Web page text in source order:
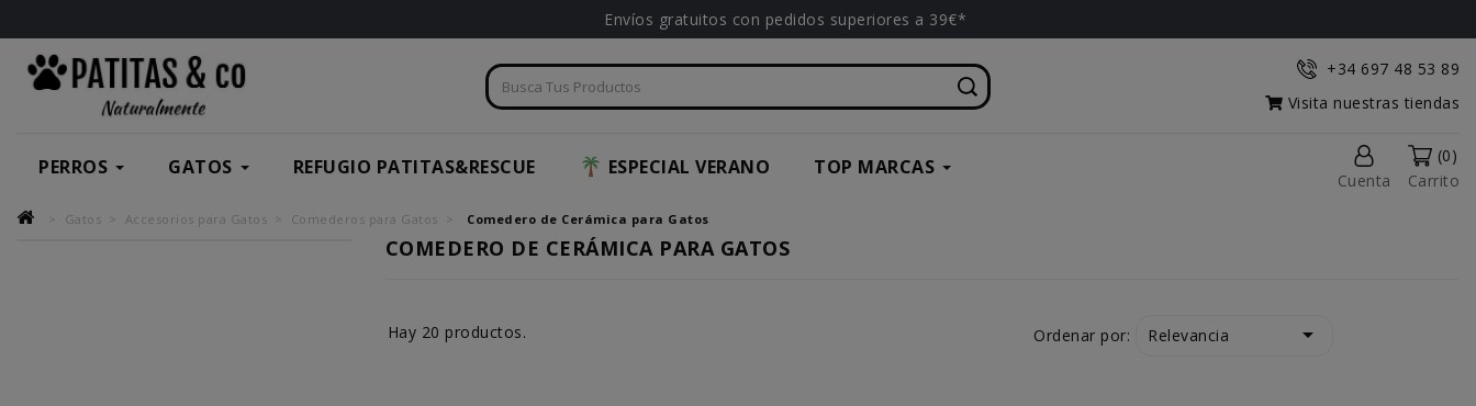
Envíos gratuitos con pedidos superiores a 39€*
+34 697 48 53 89
Visita nuestras tiendas
PERROS GATOS REFUGIO PATITAS&RESCUE ESPECIAL VERANO TOP MARCAS
Cuenta
(0)
Carrito
Gatos Accesorios para Gatos Comederos para Gatos Comedero de Cerámica para Gatos
COMEDERO DE CERÁMICA PARA GATOS
Hay 20 productos. Ordenar por: Relevancia 